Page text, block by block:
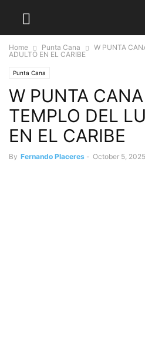
Home Punta Cana
W PUNTA
ADULTO EN EL CARIBE
Punta Cana
W PUNTA
TEMPLO DEL
EN EL CARIBE
By Fernando Placeres - October 5, 2025